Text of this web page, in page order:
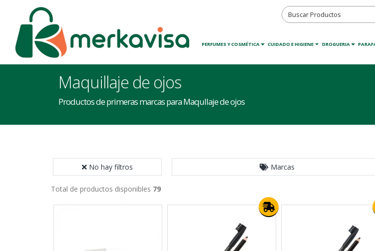
INICIO PERFUMES Y COSMÉTICA CUIDADO E HIGIENE DROGUERIA
Maquillaje de ojos
Productos de primeras marcas para Maqullaje de ojos
No hay filtros Marcas
Total de productos disponibles 79